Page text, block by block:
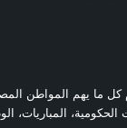
ما يهم المواطن
الحكومية، المباريات،